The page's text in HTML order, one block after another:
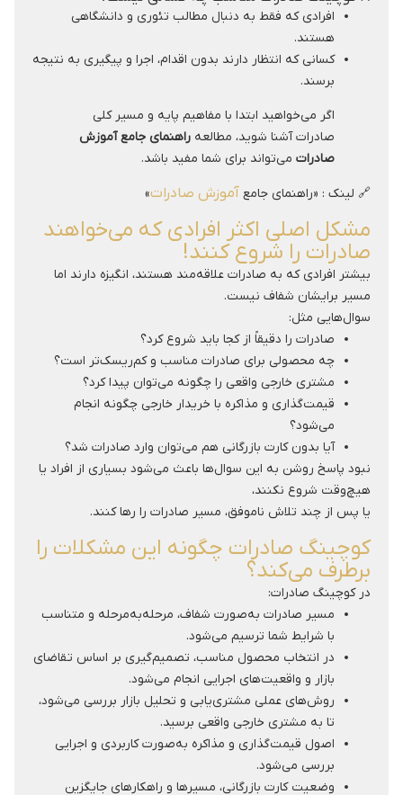
افرادی که فقط به دنبال مطالب تئوری و دانشگاهی
هستند.
کسانی که انتظار دارند بدون اقدام، اجرا و پیگیری به نتیجه
برسند.
اگر می‌خواهید ابتدا با مفاهیم پایه و مسیر کلی
صادرات آشنا شوید، مطالعه راهنمای جامع آموزش
صادرات می‌تواند برای شما مفید باشد.
🔗 لینک : «راهنمای جامع آموزش صادرات»
مشکل اصلی اکثر افرادی که می‌خواهند
صادرات را شروع کنند!
بیشتر افرادی که به صادرات علاقه‌مند هستند، انگیزه دارند اما
مسیر برایشان شفاف نیست.
سوال‌هایی مثل:
صادرات را دقیقاً از کجا باید شروع کرد؟
چه محصولی برای صادرات مناسب و کم‌ریسک‌تر است؟
مشتری خارجی واقعی را چگونه می‌توان پیدا کرد؟
قیمت‌گذاری و مذاکره با خریدار خارجی چگونه انجام
می‌شود؟
آیا بدون کارت بازرگانی هم می‌توان وارد صادرات شد؟
نبود پاسخ روشن به این سوال‌ها باعث می‌شود بسیاری از افراد یا
هیچ‌وقت شروع نکنند،
یا پس از چند تلاش ناموفق، مسیر صادرات را رها کنند.
کوچینگ صادرات چگونه این مشکلات را
برطرف می‌کند؟
در کوچینگ صادرات:
مسیر صادرات به‌صورت شفاف، مرحله‌به‌مرحله و متناسب
با شرایط شما ترسیم می‌شود.
در انتخاب محصول مناسب، تصمیم‌گیری بر اساس تقاضای
بازار و واقعیت‌های اجرایی انجام می‌شود.
روش‌های عملی مشتری‌یابی و تحلیل بازار بررسی می‌شود،
تا به مشتری خارجی واقعی برسید.
اصول قیمت‌گذاری و مذاکره به‌صورت کاربردی و اجرایی
بررسی می‌شود.
وضعیت کارت بازرگانی، مسیرها و راهکارهای جایگزین